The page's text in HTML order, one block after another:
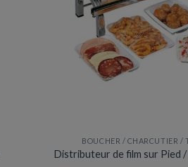
BOUCHER / CHARCUTIER /
Distributeur de film sur Pied